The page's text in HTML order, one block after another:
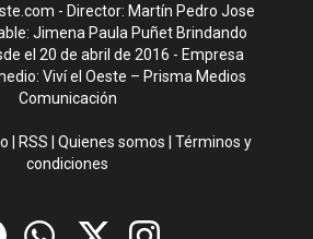
- Director: Martín Pedro Jose
Jimena Paula Puñet Brindando
el 20 de abril de 2016 - Empresa
Viví el Oeste – Prisma Medios
Comunicación
RSS |Quienes somos |Términos y
condiciones